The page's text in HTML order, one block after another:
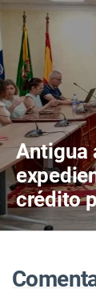
Antigua
crédito